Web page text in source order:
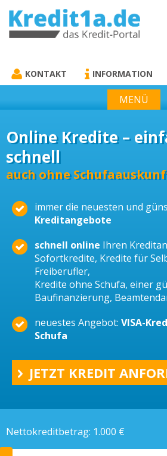
KREDIT1A.DE
KONTAKT INFORMATION
MENÜ
Online Kredite –
schnell
auch ohne
immer die neuesten und
Kreditangebote
schnell online Ihren
Sofortkredite, Kredite für
Freiberufler,
Kredite ohne Schufa, einer
Baufinanzierung,
neuestes Angebot: VISA-
Schufa
JETZT KREDIT
Nettokreditbetrag: 1.000 €